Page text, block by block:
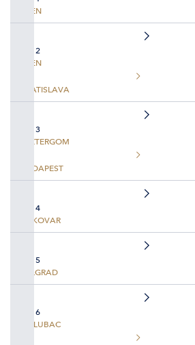
WIEN
TAG 2
WIEN
BRATISLAVA
TAG 3
ESZTERGOM
BUDAPEST
TAG 4
VUKOVAR
TAG 5
BELGRAD
TAG 6
GOLUBAC